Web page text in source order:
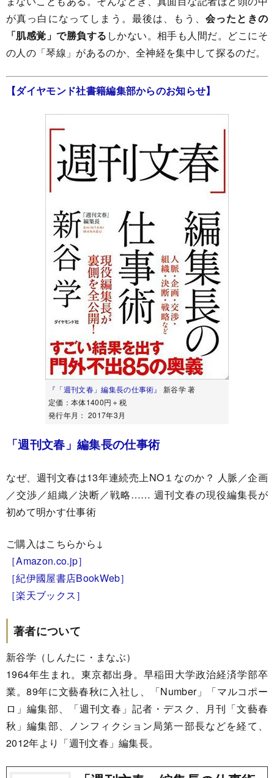
が真っ白になってしまう。最後は、もう、 会ったときの
「肌感覚」で勝負する しかない。相手も人間だ。どこにそ
の人の「琴線」があるのか、全神経を集中して探るのだ。
【ダイヤモンド社書籍編集部からのお知らせ】
『「週刊文春」編集長の仕事術』新谷学 著
定価：本体1400円＋税
発行年月： 2017年3月
「週刊文春」編集長の仕事術
なぜ、週刊文春は13年連続売上NO１なのか？ 人脈／企画
／交渉／組織／決断／戦略…… 週刊文春の現役編集長が
初めて明かす仕事術
ご購入はこちらから↓
［Amazon.co.jp］
［紀伊國屋書店BookWeb］
［楽天ブックス］
著者について
新谷学（しんたに・まなぶ）
1964年生まれ。東京都出身。早稲田大学政治経済学部卒
業。89年に文藝春秋に入社し、「Number」「マルコポー
ロ」編集部、「週刊文春」記者・デスク、月刊「文藝春
秋」編集部、ノンフィクション局第一部長などを経て、
2012年より「週刊文春」編集長。